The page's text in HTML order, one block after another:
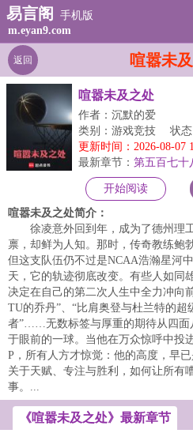
易言阁
手机版
m.eyan9.com
喧嚣未
返回
喧嚣未及之处
作者：沉默的爱
类别：游戏竞技
状
更新时间：2026-08-07
最新章节： 第五百七十
开始阅读
喧嚣未及之处简介：
徐凌意外回到年，成为了德州理
禀，却鲜为人知。那时，传奇教练鲍
但这支队伍仍不过是NCAA浩瀚星河
天，它的轨迹彻底改变。有些人如同
决定在自己的第二次人生中全力冲向
TU的乔丹”、“比肩奥登与杜兰特的超
者”……无数标签与厚重的期待从四面
于眼前的一球。当他在万众惊呼中投
P，所有人方才惊觉：他的高度，早
关于天赋、专注与胜利，如何让所有
事。...
《喧嚣未及之处》最新章节